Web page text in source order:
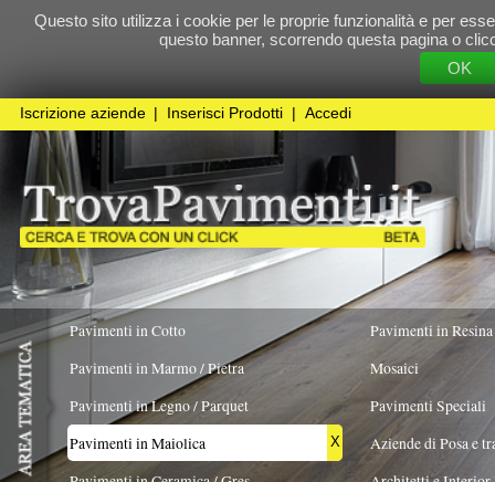
Questo sito utilizza i cookie per le proprie funzionalità e per essere sicuri che tu
questo banner, scorrendo questa pagina o cliccando
Cookie
Pavimenti in Cotto
Pavimenti in Marmo / Pietra
Pavimenti in Legno / Parquet
X
Pavimenti in Ceramica / Gres
Pavimenti in Resina
Pavimenti Speciali
Aziende di Posa e trattamento Pavimenti
Architetti e Interior Design
TIPOLOGIA COLORE PREVALENTE
FORMATO
Croce